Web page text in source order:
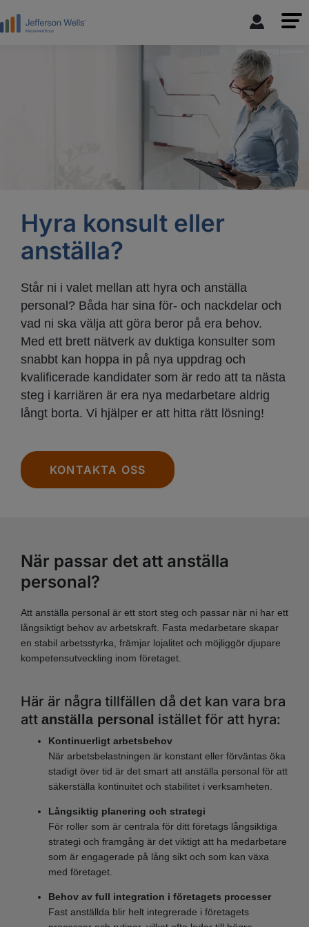
Hyra konsult eller
anställa?
Står ni i valet mellan att hyra och anställa
personal? Båda har sina för- och nackdelar och
vad ni ska välja att göra beror på era behov.
Med ett brett nätverk av duktiga konsulter som
snabbt kan hoppa in på nya uppdrag och
kvalificerade kandidater som är redo att ta nästa
steg i karriären är era nya medarbetare aldrig
långt borta. Vi hjälper er att hitta rätt lösning!
KONTAKTA OSS
När passar det att anställa
personal?
Att anställa personal är ett stort steg och passar när ni har ett
långsiktigt behov av arbetskraft. Fasta medarbetare skapar
en stabil arbetsstyrka, främjar lojalitet och möjliggör djupare
kompetensutveckling inom företaget.
Här är några tillfällen då det kan vara bra
att anställa personal istället för att hyra:
Kontinuerligt arbetsbehov
När arbetsbelastningen är konstant eller förväntas öka
stadigt över tid är det smart att anställa personal för att
säkerställa kontinuitet och stabilitet i verksamheten.
Långsiktig planering och strategi
För roller som är centrala för ditt företags långsiktiga
strategi och framgång är det viktigt att ha medarbetare
som är engagerade på lång sikt och som kan växa
med företaget.
Behov av full integration i företagets processer
Fast anställda blir helt integrerade i företagets